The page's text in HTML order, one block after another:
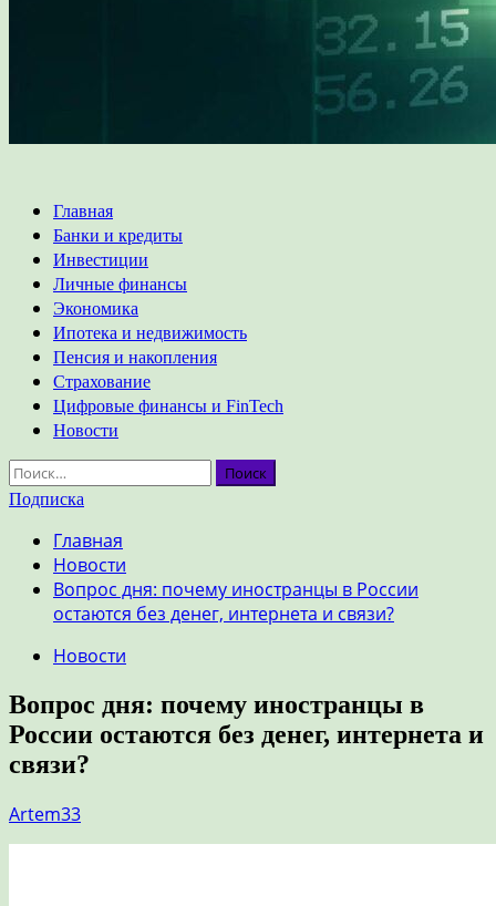
Основное
меню
Главная
Банки и кредиты
Инвестиции
Личные финансы
Экономика
Ипотека и недвижимость
Пенсия и накопления
Страхование
Цифровые финансы и FinTech
Новости
Найти:
Подписка
Главная
Новости
Вопрос дня: почему иностранцы в России
остаются без денег, интернета и связи?
Новости
Вопрос дня: почему иностранцы в
России остаются без денег, интернета и
связи?
Artem33